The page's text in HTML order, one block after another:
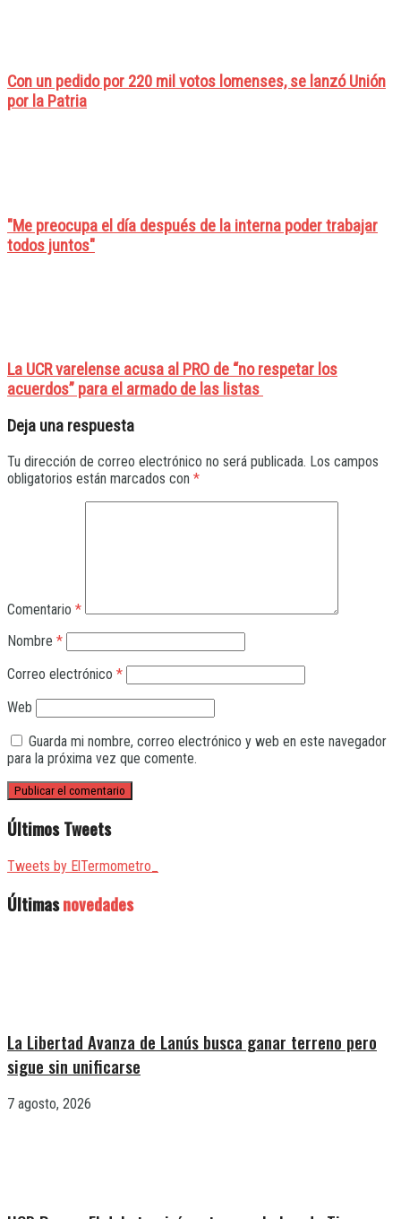
Con un pedido por 220 mil votos lomenses, se lanzó Unión
por la Patria
"Me preocupa el día después de la interna poder trabajar
todos juntos"
La UCR varelense acusa al PRO de “no respetar los
acuerdos” para el armado de las listas
Deja una respuesta
Tu dirección de correo electrónico no será publicada. Los campos
obligatorios están marcados con *
Comentario *
Nombre *
Correo electrónico *
Web
Guarda mi nombre, correo electrónico y web en este navegador
para la próxima vez que comente.
Últimos Tweets
Tweets by ElTermometro_
Últimasnovedades
La Libertad Avanza de Lanús busca ganar terreno pero
sigue sin unificarse
7 agosto, 2026